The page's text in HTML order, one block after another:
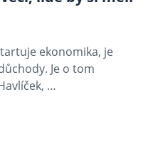
ekonomika, je
Je o tom
…